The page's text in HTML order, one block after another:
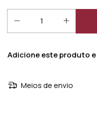
Adicione este produto e
Meios de envio